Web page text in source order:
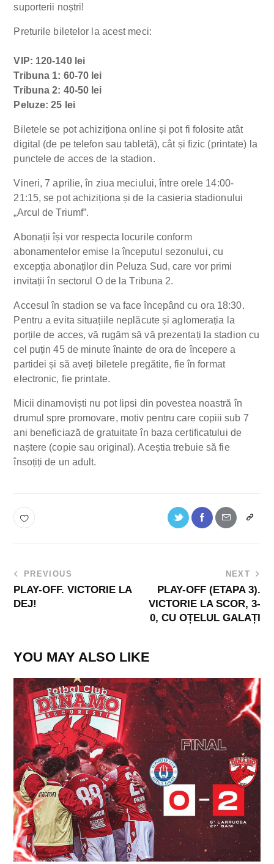
suporterii noștri!
Preturile biletelor la acest meci:
VIP: 120-140 lei
Tribuna 1: 60-70 lei
Tribuna 2: 40-50 lei
Peluze: 25 lei
Biletele se pot achiziționa online și pot fi folosite atât
digital (de pe telefon sau tabletă), cât și fizic (printate) la
punctele de acces de la stadion.
Vineri, 7 aprilie, în ziua meciului, între orele 14:00-
21:15, se pot achiziționa și de la casieria stadionului
„Arcul de Triumf”.
Abonații își vor respecta locurile conform
abonamentelor emise la începutul sezonului, cu
excepția abonaților din Peluza Sud, care vor primi
invitații în sectorul O de la Tribuna 2.
Accesul în stadion se va face începând cu ora 18:30.
Pentru a evita situațiile neplăcute și aglomerația la
porțile de acces, vă rugăm să vă prezentați la stadion cu
cel puțin 45 de minute înainte de ora de începere a
partidei și să aveți biletele pregătite, fie în format
electronic, fie printate.
Micii dinamoviști nu pot lipsi din povestea noastră în
drumul spre promovare, motiv pentru care copiii sub 7
ani beneficiază de gratuitate în baza certificatului de
naștere (copie sau original). Aceștia trebuie să fie
însoțiți de un adult.
PREVIOUS
PLAY-OFF. VICTORIE LA
DEJ!
NEXT
PLAY-OFF (ETAPA 3).
VICTORIE LA SCOR, 3-
0, CU OȚELUL GALAȚI
YOU MAY ALSO LIKE